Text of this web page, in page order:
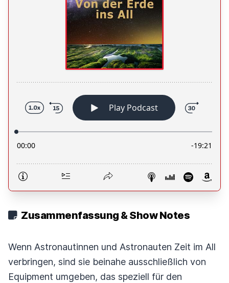
Zusammenfassung & Show Notes
Wenn Astronautinnen und Astronauten Zeit im All
verbringen, sind sie beinahe ausschließlich von
Equipment umgeben, das speziell für den